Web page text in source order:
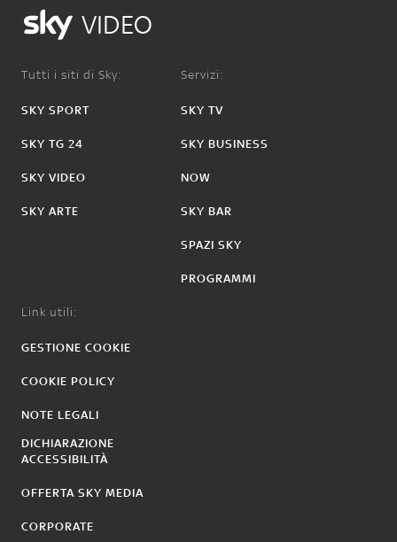
VIDEO
Tutti i siti di Sky:
SKY SPORT
SKY TG 24
SKY VIDEO
SKY ARTE
Servizi:
SKY TV
SKY BUSINESS
NOW
SKY BAR
SPAZI SKY
PROGRAMMI
Link utili:
GESTIONE COOKIE
COOKIE POLICY
NOTE LEGALI
DICHIARAZIONE
ACCESSIBILITÀ
OFFERTA SKY MEDIA
CORPORATE